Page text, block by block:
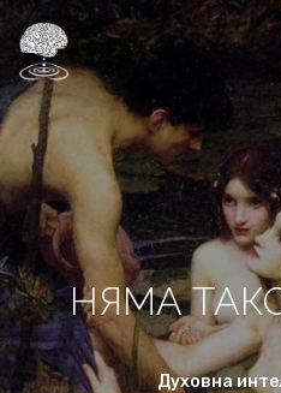
НЯМА
Духовна